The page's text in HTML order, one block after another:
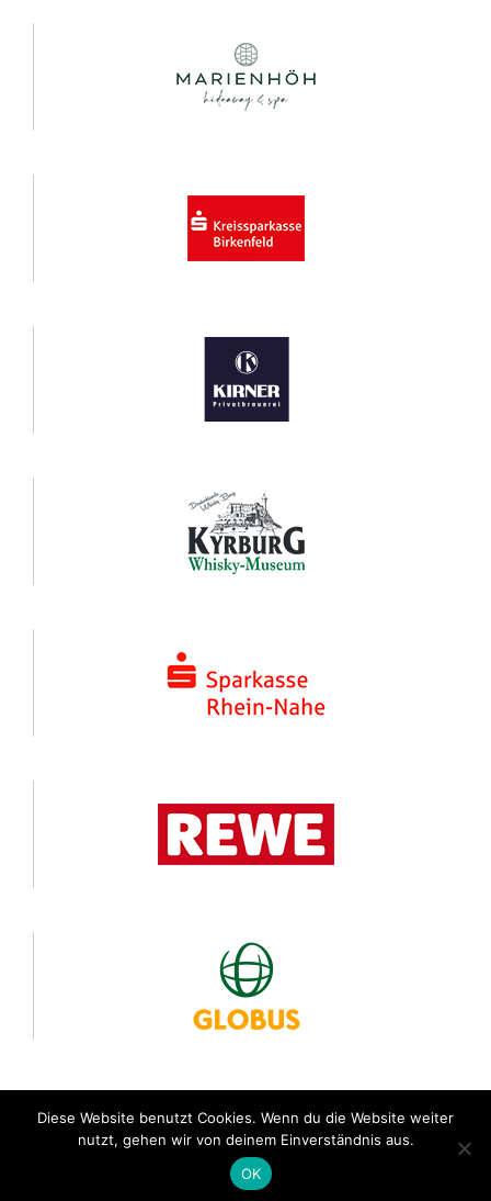
© 24 Stunden von Rheinland-Pfalz
Diese Website benutzt Cookies. Wenn du die Website weiter
nutzt, gehen wir von deinem Einverständnis aus.
OK